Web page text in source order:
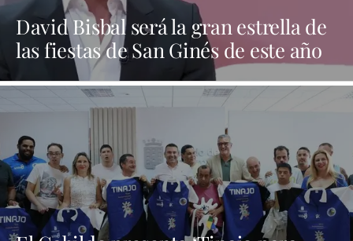
David Bisbal será la gran estrella de
las fiestas de San Ginés de este año